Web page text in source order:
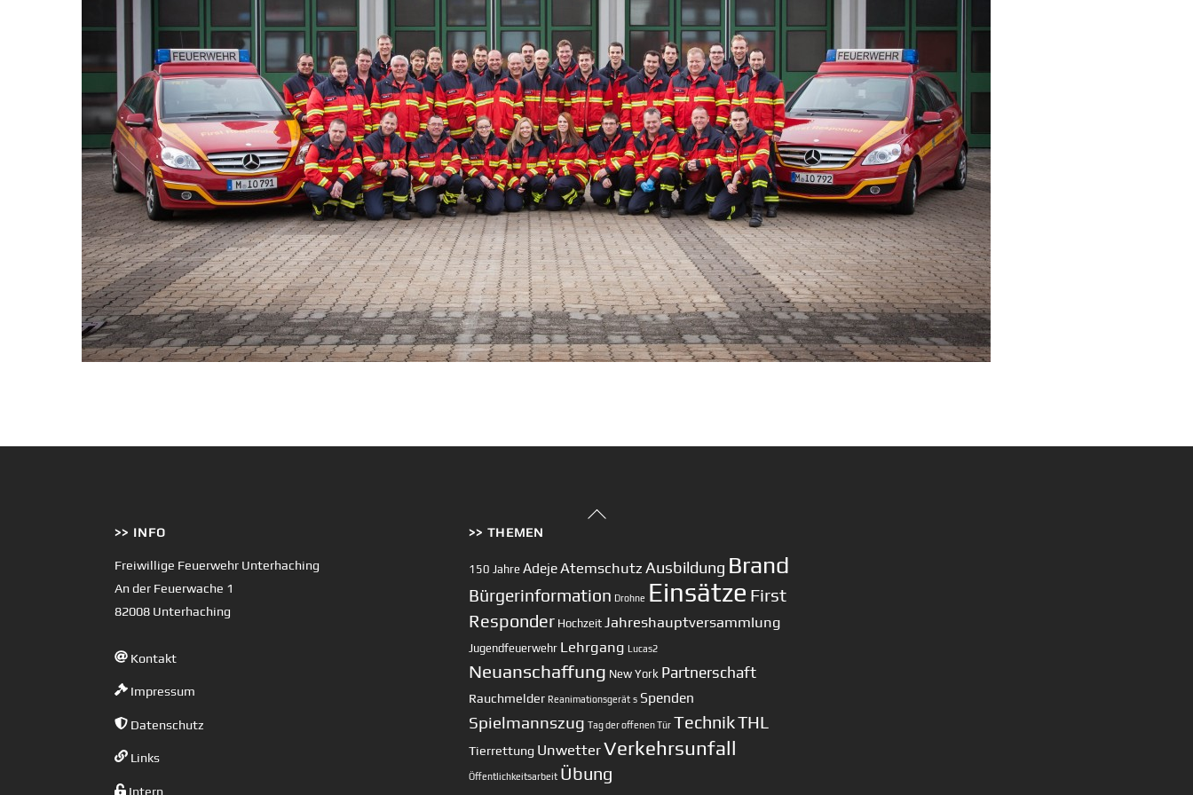
Back
>> INFO
Freiwillige Feuerwehr Unterhaching
An der Feuerwache 1
82008 Unterhaching
Kontakt
Impressum
Datenschutz
Links
Intern
>> THEMEN
150 Jahre AdejeAtemschutz Ausbildung Brand
Bürgerinformation Drohne Einsätze First
Responder Hochzeit Jahreshauptversammlung
Jugendfeuerwehr Lehrgang Lucas2
Neuanschaffung New York Partnerschaft
Rauchmelder Reanimationsgerät s Spenden
Spielmannszug Tag der offenen Tür TechnikTHL
Tierrettung UnwetterVerkehrsunfall
Öffentlichkeitsarbeit Übung